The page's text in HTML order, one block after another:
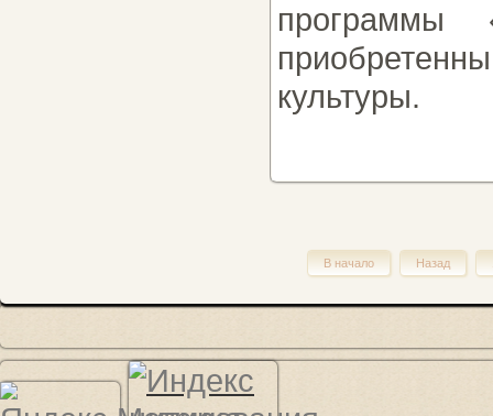
программы
культуры.
В начало Назад